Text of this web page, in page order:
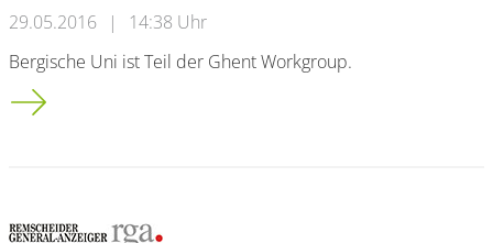
29.05.2016 |
14:38 Uhr
Bergische Uni ist Teil der Ghent Workgroup.
Ghent Workgroup Releases New PDF Processing Steps